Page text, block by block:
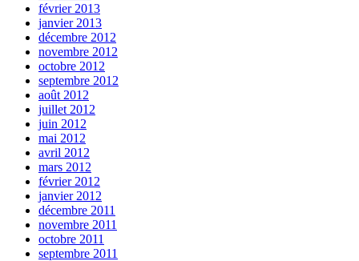
février 2013
janvier 2013
décembre 2012
novembre 2012
octobre 2012
septembre 2012
août 2012
juillet 2012
juin 2012
mai 2012
avril 2012
mars 2012
février 2012
janvier 2012
décembre 2011
novembre 2011
octobre 2011
septembre 2011